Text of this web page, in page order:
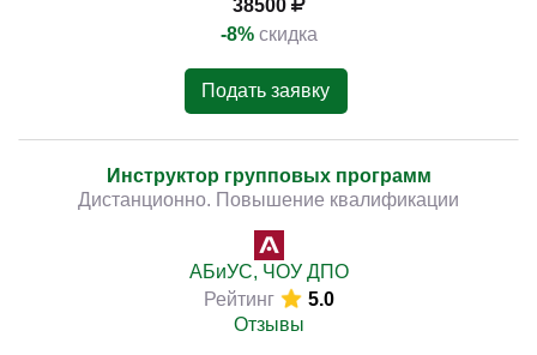
38500
-8% скидка
Подать заявку
Инструктор групповых программ
Дистанционно. Повышение квалификации
АБиУС, ЧОУ ДПО
Рейтинг
5.0
Отзывы